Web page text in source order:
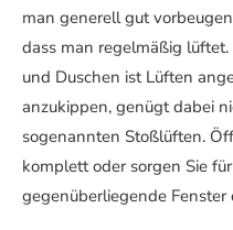
man generell gut
dass man regelmäßig
und Duschen ist Lüften
anzukippen, genügt dabei
sogenannten Stoßlüften.
komplett oder sorgen Sie
gegenüberliegende Fenster